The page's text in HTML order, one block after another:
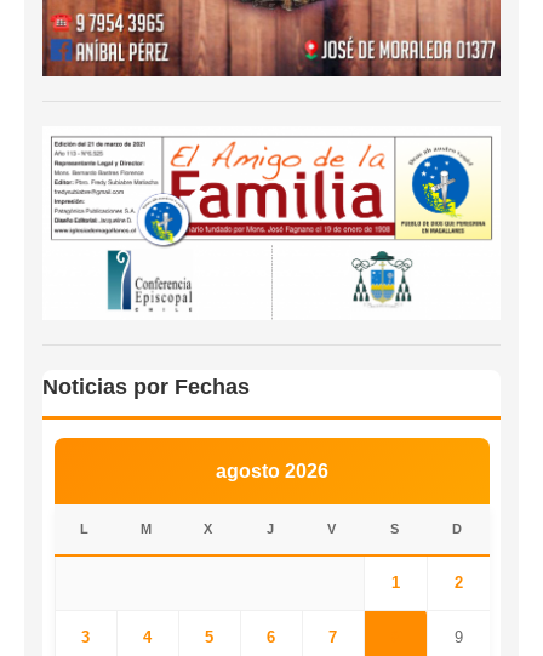
Noticias por Fechas
agosto 2026
L M X J V S D
1 2
3 4 5 6 7 9